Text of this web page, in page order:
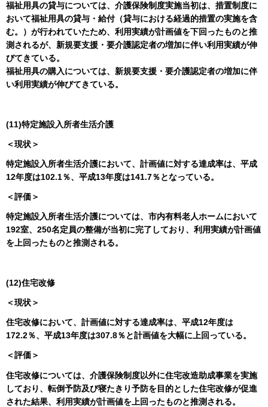
福祉用具の貸与については、介護保険制度実施当初は、措置制度に
おいて福祉用具の貸与・給付（貸与における経過的措置の実施を含
む。）が行われていたため、利用実績が計画値を下回ったものと推
測されるが、新規要支援・要介護認定者の増加に伴い利用実績が伸
びてきている。
福祉用具の購入については、新規要支援・要介護認定者の増加に伴
い利用実績が伸びてきている。
(11)特定施設入所者生活介護
＜現状＞
特定施設入所者生活介護において、計画値に対する達成率は、平成
12年度は102.1％、平成13年度は141.7％となっている。
＜評価＞
特定施設入所者生活介護については、市内有料老人ホームにおいて
192室、250名定員の整備が当初に完了しており、利用実績が計画値
を上回ったものと推測される。
(12)住宅改修
＜現状＞
住宅改修において、計画値に対する達成率は、平成12年度は
172.2％、平成13年度は307.8％と計画値を大幅に上回っている。
＜評価＞
住宅改修については、介護保険制度以外に住宅改造助成事業を実施
しており、転倒予防及び寝たきり予防を目的とした住宅改修が促進
された結果、利用実績が計画値を上回ったものと推測される。